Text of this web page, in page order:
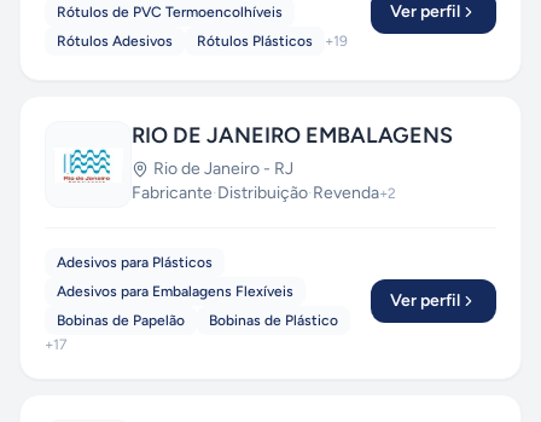
Rótulos de PVC Termoencolhíveis
Rótulos Adesivos
Rótulos Plásticos +19
Ver perfil
RIO DE JANEIRO EMBALAGENS
Rio de Janeiro - RJ
Fabricante·Distribuição·Revenda+2
Adesivos para Plásticos
Adesivos para Embalagens Flexíveis
Bobinas de Papelão
Bobinas de Plástico
+17
Ver perfil